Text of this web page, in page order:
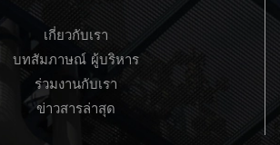
เกี่ยวกับเรา
บทสัมภาษณ์ ผู้บริหาร
ร่วมงานกับเรา
ข่าวสารล่าสุด